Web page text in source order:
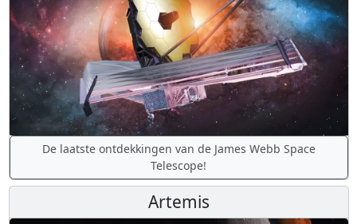
De laatste ontdekkingen van de James Webb Space
Telescope!
Artemis